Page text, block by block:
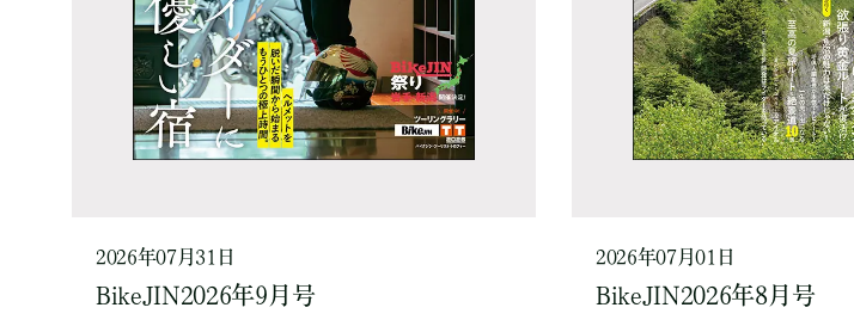
2026年07月31日
BikeJIN2026年9月号
2026年07月01日
BikeJIN2026年8月号